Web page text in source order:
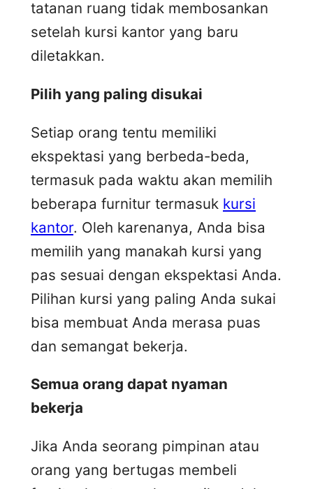
tatanan ruang tidak membosankan
setelah kursi kantor yang baru
diletakkan.
Pilih yang paling disukai
Setiap orang tentu memiliki
ekspektasi yang berbeda-beda,
termasuk pada waktu akan memilih
beberapa furnitur termasuk kursi
kantor. Oleh karenanya, Anda bisa
memilih yang manakah kursi yang
pas sesuai dengan ekspektasi Anda.
Pilihan kursi yang paling Anda sukai
bisa membuat Anda merasa puas
dan semangat bekerja.
Semua orang dapat nyaman
bekerja
Jika Anda seorang pimpinan atau
orang yang bertugas membeli